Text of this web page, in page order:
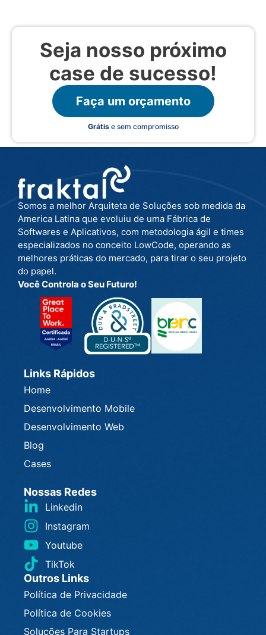
Seja nosso próximo
case de sucesso!
Faça um orçamento
Grátise sem compromisso
Somos a melhor Arquiteta de Soluções sob medida da
America Latina que evoluiu de uma Fábrica de
Softwares e Aplicativos, com metodologia ágil e times
especializados no conceito LowCode, operando as
melhores práticas do mercado, para tirar o seu projeto
do papel.
Você Controla o Seu Futuro!
Links Rápidos
Home
Desenvolvimento Mobile
Desenvolvimento Web
Blog
Cases
Nossas Redes
Linkedin
Instagram
Youtube
TikTok
Outros Links
Política de Privacidade
Política de Cookies
Soluções Para Startups